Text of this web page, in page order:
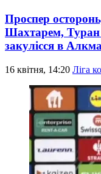
Проспер
Шахтарем, Туран
закулісся в
16 квітня, 14:20 Ліга